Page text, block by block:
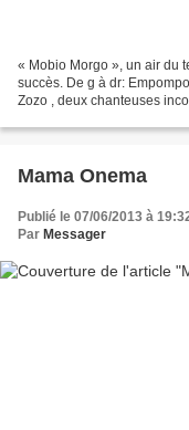
« Mobio Morgo », un air du
succès. De g à dr:
Zozo , deux chanteuses
Mama Onema
Publié le 07/06/2013 à
Par Messager